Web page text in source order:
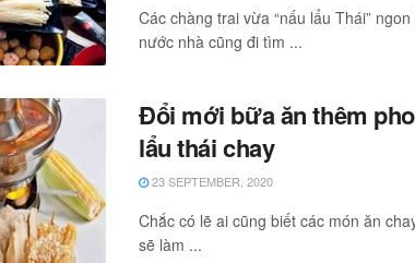
Các chàng trai vừa “nấu lẩu Thái”
nước nhà cũng đi tìm ...
Đổi mới bữa ăn thêm
lẩu thái chay
23 SEPTEMBER, 2020
Chắc có lẽ ai cũng biết các món ăn
sẽ làm ...